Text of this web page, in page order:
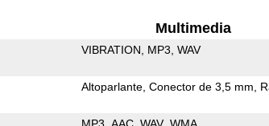
Multimedia
VIBRATION MP3 WAV
Altoparlante Conector de 3,5 mm
MP3 AAC WAV WMA